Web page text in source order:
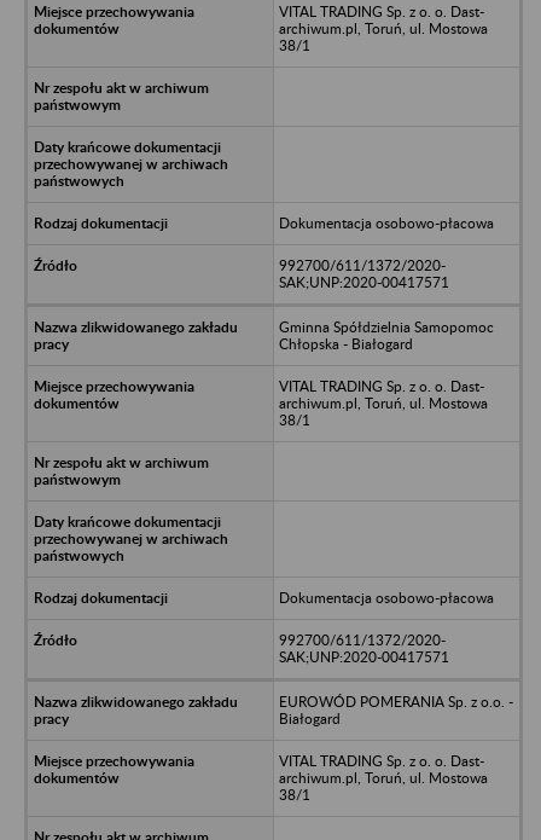
VITAL TRADING Sp. z o. o. Dast-
archiwum.pl, Toruń, ul. Mostowa
38/1
Dokumentacja osobowo-płacowa
992700/611/1372/2020-
SAK;UNP:2020-00417571
Gminna Spółdzielnia Samopomoc
Chłopska - Białogard
VITAL TRADING Sp. z o. o. Dast-
archiwum.pl, Toruń, ul. Mostowa
38/1
Dokumentacja osobowo-płacowa
992700/611/1372/2020-
SAK;UNP:2020-00417571
EUROWÓD POMERANIA Sp. z o.o. -
Białogard
VITAL TRADING Sp. z o. o. Dast-
archiwum.pl, Toruń, ul. Mostowa
38/1